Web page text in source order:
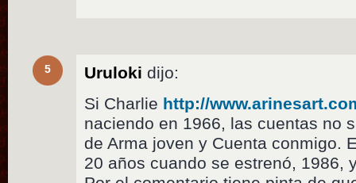
5 Uruloki dijo:
Si Charlie http://
naciendo en 1966, las cuentas no
de Arma joven y Cuenta conmigo.
20 años cuando se estrenó, 1986,